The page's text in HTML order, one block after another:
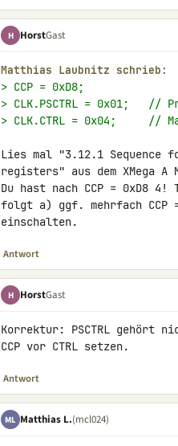
H HorstGast
Matthias Laubnitz schrieb:
> CCP = 0xD8;
> CLK.PSCTRL = 0x01;   //
> CLK.CTRL = 0x04;     //
Lies mal "3.12.1
registers" aus dem XMega A
Du hast nach CCP = 0xD8
folgt a) ggf. mehrfach CCP
einschalten.
Antwort
H HorstGast
Korrektur: PSCTRL gehört
CCP vor CTRL setzen.
Antwort
ML Matthias L.(mcl024)